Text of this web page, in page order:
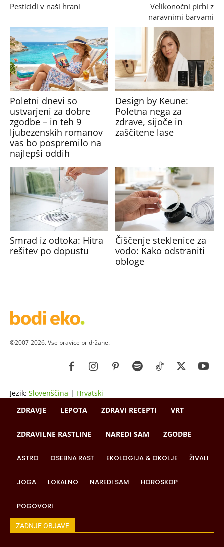
Pesticidi v naši hrani
Velikonočni pirhi z
naravnimi barvami
Poletni dnevi so
ustvarjeni za dobre
zgodbe – in teh 9
ljubezenskih romanov
vas bo pospremilo na
najlepši oddih
Design by Keune:
Poletna nega za
zdrave, sijoče in
zaščitene lase
Smrad iz odtoka: Hitra
rešitev po dopustu
Čiščenje steklenice za
vodo: Kako odstraniti
obloge
©2007-2026. Vse pravice pridržane.
Jezik: Slovenščina | Hrvatski
ZDRAVJE
LEPOTA ZDRAVI RECEPTI VRT
ZDRAVILNE RASTLINE NAREDI SAM ZGODBE
ASTRO OSEBNA RAST EKOLOGIJA & OKOLJE ŽIVALI
JOGA LOKALNO NAREDI SAM HOROSKOP
POGOVORI
ZADNJE OBJAVE